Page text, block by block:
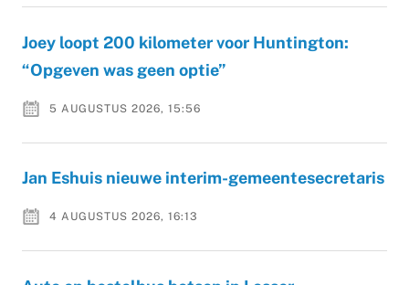
Joey loopt 200 kilometer voor Huntington:
“Opgeven was geen optie”
5 AUGUSTUS 2026, 15:56
Jan Eshuis nieuwe interim-gemeentesecretaris
4 AUGUSTUS 2026, 16:13